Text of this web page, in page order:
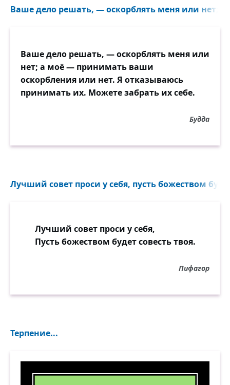
Ваше дело решать, — оскорблять меня или нет;
Ваше дело решать, — оскорблять меня или
нет; а моё — принимать ваши
оскорбления или нет. Я отказываюсь
принимать их. Можете забрать их себе.
Будда
Лучший совет проси у себя, пусть божеством
Лучший совет проси у себя,
Пусть божеством будет совесть твоя.
Пифагор
Терпение...